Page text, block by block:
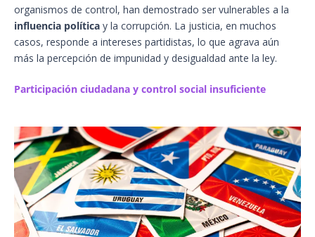
organismos de control, han demostrado ser vulnerables a la
influencia política y la corrupción. La justicia, en muchos
casos, responde a intereses partidistas, lo que agrava aún
más la percepción de impunidad y desigualdad ante la ley.
Participación ciudadana y control social insuficiente